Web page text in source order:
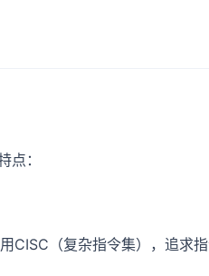
：
（复杂指令集），追求